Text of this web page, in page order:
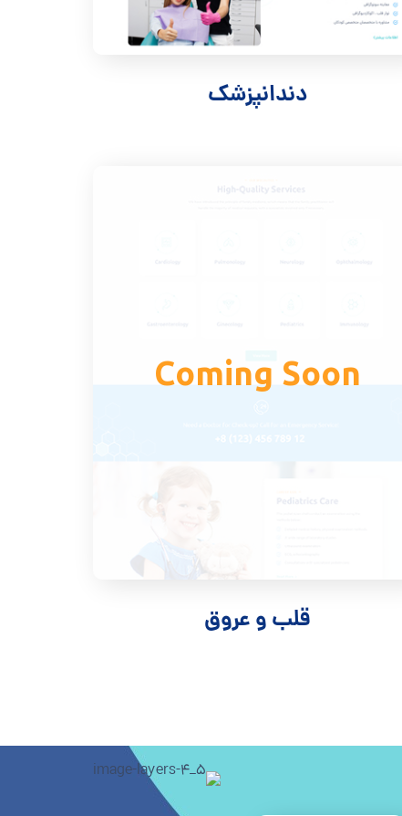
دندانپزشک
Coming Soon
قلب و عروق